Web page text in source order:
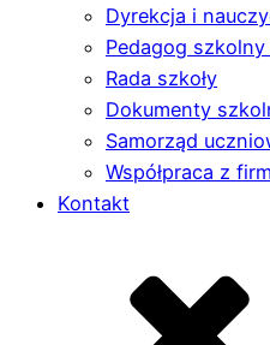
Dyrekcja i
Pedagog
Rada szkoły
Dokumenty
Samorząd
Współpraca z
Kontakt